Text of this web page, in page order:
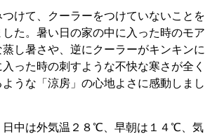
けて、クーラーをつけていないことを
た。暑い日の家の中に入った時のモア
し暑さや、逆にクーラーがキンキンに
った時の刺すような不快な寒さが全く
うな「涼房」の心地よさに感動しまし
中は外気温２８℃、早朝は１４℃、気